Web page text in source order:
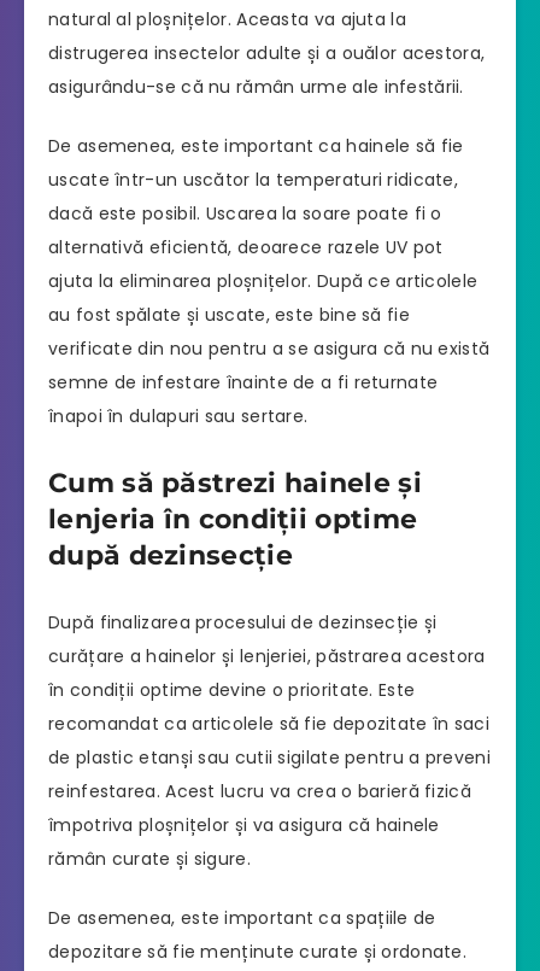
natural al ploșnițelor. Aceasta va ajuta la
distrugerea insectelor adulte și a ouălor acestora,
asigurându-se că nu rămân urme ale infestării.
De asemenea, este important ca hainele să fie
uscate într-un uscător la temperaturi ridicate,
dacă este posibil. Uscarea la soare poate fi o
alternativă eficientă, deoarece razele UV pot
ajuta la eliminarea ploșnițelor. După ce articolele
au fost spălate și uscate, este bine să fie
verificate din nou pentru a se asigura că nu există
semne de infestare înainte de a fi returnate
înapoi în dulapuri sau sertare.
Cum să păstrezi hainele și
lenjeria în condiții optime
după dezinsecție
După finalizarea procesului de dezinsecție și
curățare a hainelor și lenjeriei, păstrarea acestora
în condiții optime devine o prioritate. Este
recomandat ca articolele să fie depozitate în saci
de plastic etanși sau cutii sigilate pentru a preveni
reinfestarea. Acest lucru va crea o barieră fizică
împotriva ploșnițelor și va asigura că hainele
rămân curate și sigure.
De asemenea, este important ca spațiile de
depozitare să fie menținute curate și ordonate.